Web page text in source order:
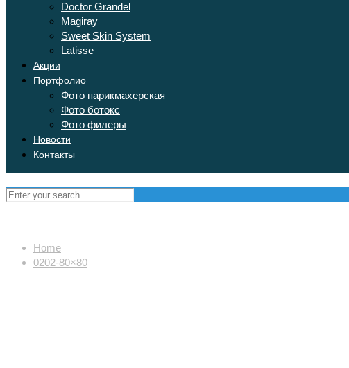
Doctor Grandel
Magiray
Sweet Skin System
Latisse
Акции
Портфолио
Фото парикмахерская
Фото ботокс
Фото филеры
Новости
Контакты
Home
0202-80×80